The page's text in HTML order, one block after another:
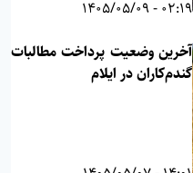
02:19 - 1405/05/09
آخرین وضعیت پرداخت مطالبات
گندم‌کاران در ایلام